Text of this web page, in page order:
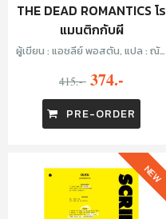
THE DEAD ROMANTICS โร
แมนติกกับผี
ผู้เขียน : แอชลีย์ พอสตัน, แปล : ณัฐ
415.- 374.-
PRE-ORDER
NEW